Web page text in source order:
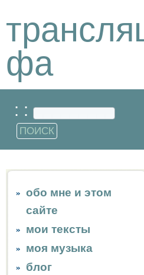
фа
: :
обо мне и этом
сайте
мои тексты
моя музыка
блог